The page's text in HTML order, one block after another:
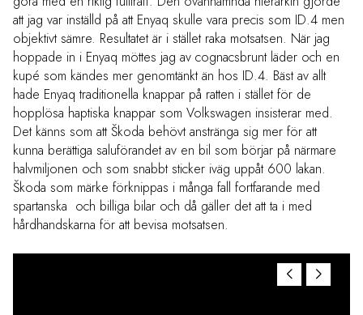
att jag var inställd på att Enyaq skulle vara precis som ID.4 men
objektivt sämre. Resultatet är i stället raka motsatsen. När jag
hoppade in i Enyaq möttes jag av cognacsbrunt läder och en
kupé som kändes mer genomtänkt än hos ID.4. Bäst av allt
hade Enyaq traditionella knappar på ratten i stället för de
hopplösa haptiska knappar som Volkswagen insisterar med.
Det känns som att Škoda behövt anstränga sig mer för att
kunna berättiga saluförandet av en bil som börjar på närmare
halvmiljonen och som snabbt sticker iväg uppåt 600 lakan.
Škoda som märke förknippas i många fall fortfarande med
spartanska och billiga bilar och då gäller det att ta i med
hårdhandskarna för att bevisa motsatsen.